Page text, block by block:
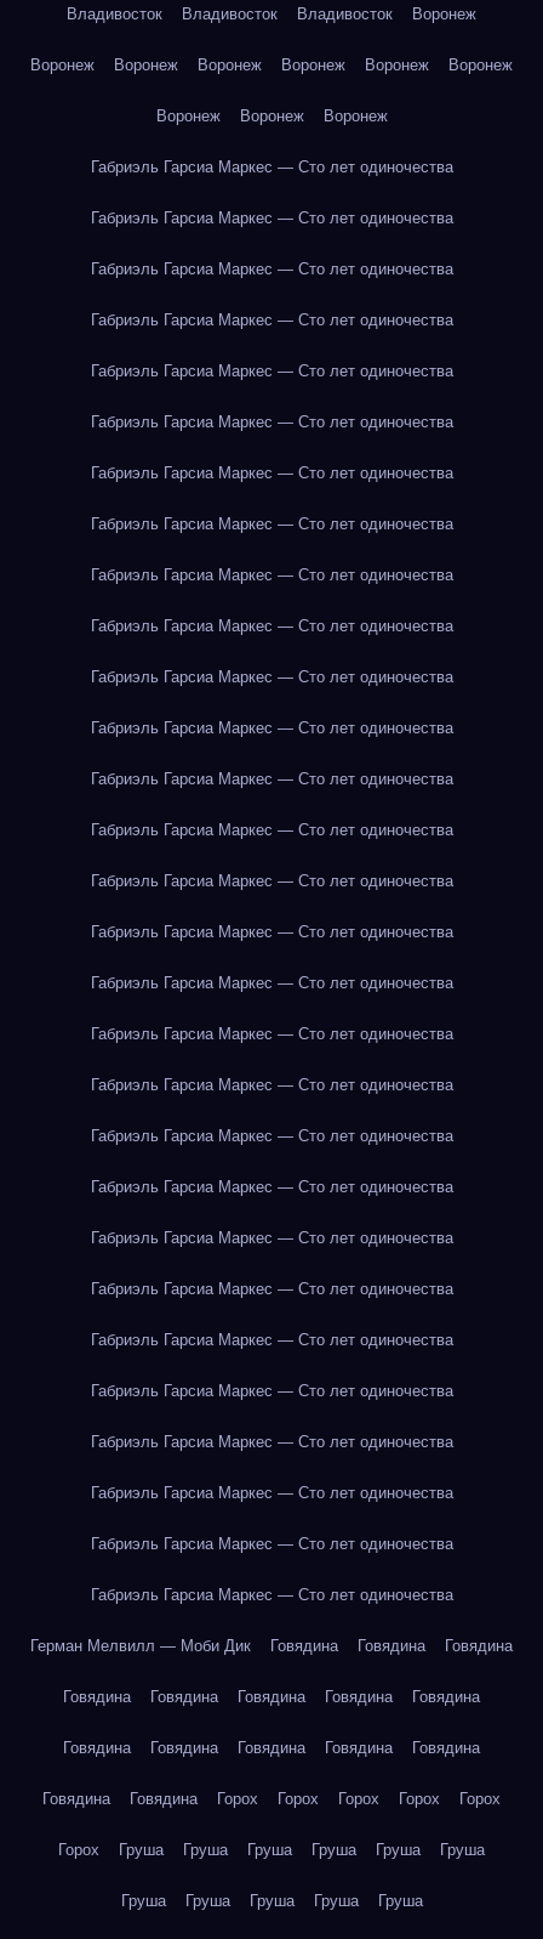
Владивосток Владивосток Владивосток Воронеж
Воронеж Воронеж Воронеж Воронеж Воронеж Воронеж
Воронеж Воронеж Воронеж
Габриэль Гарсиа Маркес — Сто лет одиночества
Габриэль Гарсиа Маркес — Сто лет одиночества
Габриэль Гарсиа Маркес — Сто лет одиночества
Габриэль Гарсиа Маркес — Сто лет одиночества
Габриэль Гарсиа Маркес — Сто лет одиночества
Габриэль Гарсиа Маркес — Сто лет одиночества
Габриэль Гарсиа Маркес — Сто лет одиночества
Габриэль Гарсиа Маркес — Сто лет одиночества
Габриэль Гарсиа Маркес — Сто лет одиночества
Габриэль Гарсиа Маркес — Сто лет одиночества
Габриэль Гарсиа Маркес — Сто лет одиночества
Габриэль Гарсиа Маркес — Сто лет одиночества
Габриэль Гарсиа Маркес — Сто лет одиночества
Габриэль Гарсиа Маркес — Сто лет одиночества
Габриэль Гарсиа Маркес — Сто лет одиночества
Габриэль Гарсиа Маркес — Сто лет одиночества
Габриэль Гарсиа Маркес — Сто лет одиночества
Габриэль Гарсиа Маркес — Сто лет одиночества
Габриэль Гарсиа Маркес — Сто лет одиночества
Габриэль Гарсиа Маркес — Сто лет одиночества
Габриэль Гарсиа Маркес — Сто лет одиночества
Габриэль Гарсиа Маркес — Сто лет одиночества
Габриэль Гарсиа Маркес — Сто лет одиночества
Габриэль Гарсиа Маркес — Сто лет одиночества
Габриэль Гарсиа Маркес — Сто лет одиночества
Габриэль Гарсиа Маркес — Сто лет одиночества
Габриэль Гарсиа Маркес — Сто лет одиночества
Габриэль Гарсиа Маркес — Сто лет одиночества
Габриэль Гарсиа Маркес — Сто лет одиночества
Герман Мелвилл — Моби Дик Говядина Говядина Говядина
Говядина Говядина Говядина Говядина Говядина
Говядина Говядина Говядина Говядина Говядина
Говядина Говядина Горох Горох Горох Горох Горох
Горох Груша Груша Груша Груша Груша Груша
Груша Груша Груша Груша Груша